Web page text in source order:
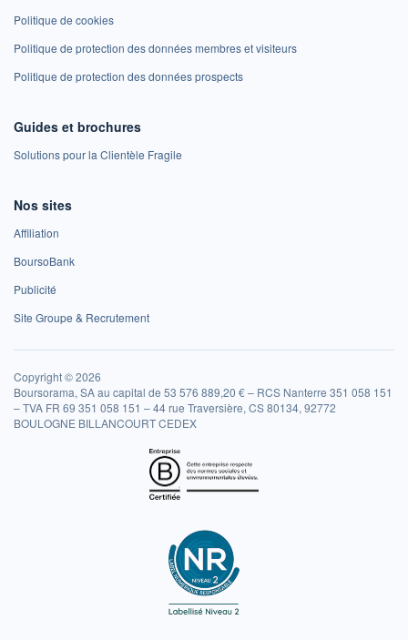
Politique de cookies
Politique de protection des données membres et visiteurs
Politique de protection des données prospects
Guides et brochures
Solutions pour la Clientèle Fragile
Nos sites
Affiliation
BoursoBank
Publicité
Site Groupe & Recrutement
Copyright © 2026
Boursorama, SA au capital de 53 576 889,20 € – RCS Nanterre 351 058 151
– TVA FR 69 351 058 151 – 44 rue Traversière, CS 80134, 92772
BOULOGNE BILLANCOURT CEDEX